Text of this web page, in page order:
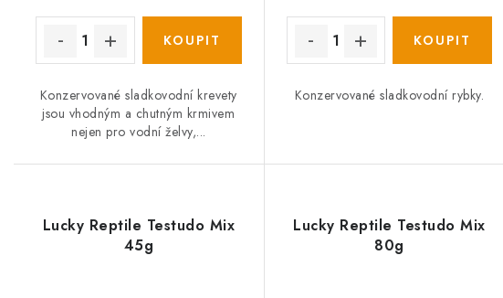
Konzervované sladkovodní krevety
jsou vhodným a chutným krmivem
nejen pro vodní želvy,...
Konzervované sladkovodní rybky.
Lucky Reptile Testudo Mix
45g
Lucky Reptile Testudo Mix
80g